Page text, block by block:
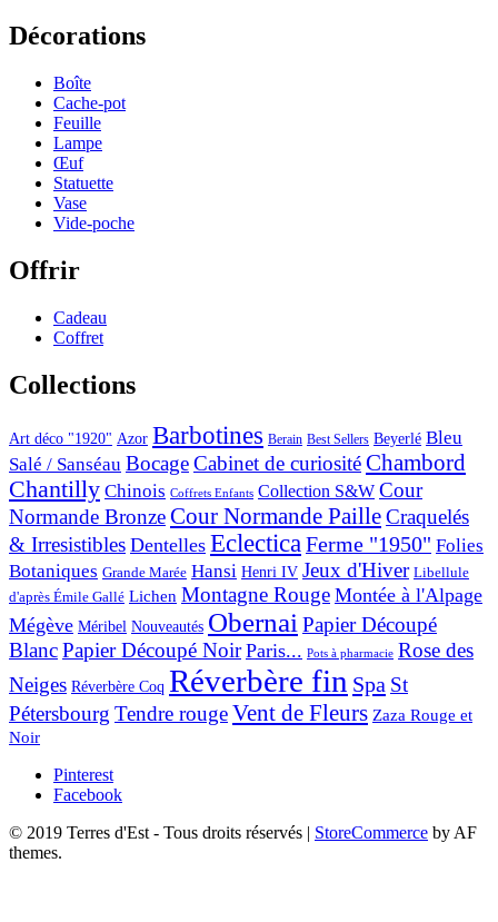
Décorations
Boîte
Cache-pot
Feuille
Lampe
Œuf
Statuette
Vase
Vide-poche
Offrir
Cadeau
Coffret
Collections
Art déco "1920" Azor Barbotines Berain Best Sellers Beyerlé Bleu
Salé / Sanséau BocageCabinet de curiositéChambord
Chantilly Chinois Coffrets Enfants Collection S&W Cour
Normande BronzeCour Normande PailleCraquelés
& Irresistibles Dentelles EclecticaFerme "1950" Folies
Botaniques Grande Marée Hansi Henri IV Jeux d'Hiver Libellule
d'après Émile Gallé Lichen Montagne Rouge Montée à l'Alpage
Mégève Méribel Nouveautés ObernaiPapier Découpé
BlancPapier Découpé Noir Paris... Pots à pharmacie Rose des
Neiges Réverbère Coq Réverbère fin Spa St
Pétersbourg Tendre rougeVent de Fleurs Zaza Rouge et
Noir
Pinterest
Facebook
© 2019 Terres d'Est - Tous droits réservés
StoreCommerce by AF
themes.